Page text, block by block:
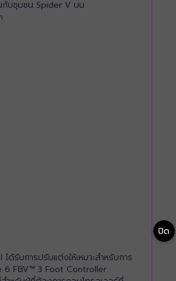
บชุมชน Spider V บน
ด้รับการปรับแต่งให้เหมาะสำหรับการ
6 FBV™ 3 Foot Controller
ปิด